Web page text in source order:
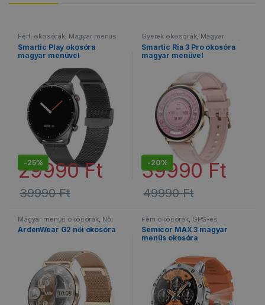
Férfi okosórák, Magyar menüs
okosórák ,Női okosórák
Okosórák,Sportos okosórák
Vízálló okosórák
Smartic Play okosóra
magyar menüvel
-25%
29990Ft
39990Ft
Ennek a terméknek több variációja van. A változatok a
Gyerek okosórák, Magyar
menüs okosórák Női okosórák
Okosórák,Vízálló okosórák
Smartic Ria 3 Pro okosóra
magyar menüvel
-20%
39990Ft
49990Ft
Ennek a terméknek több
Magyar menüs okosórák Női
okosórák Okosórák Vízálló
okosórák
ArdenWear G2 női okosóra
Férfi okosórák GPS-es
okosórák ,Magyar menüs
okosórák ,Okosórák,Sportos
okosórák,Vízálló okosórák
Semicor MAX 3 magyar
menüs okosóra